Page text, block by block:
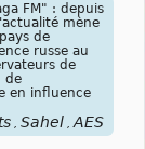
FM" : depuis
mène
de
russe au
de
de
en influence
, Sahel , AES